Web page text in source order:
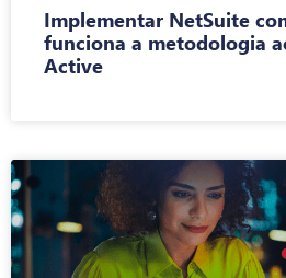
Implementar NetSuite
funciona a metodologia
Active